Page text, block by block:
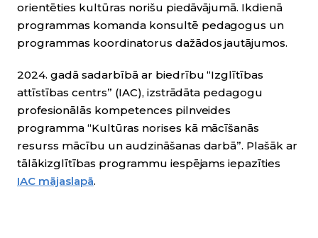
orientēties kultūras norišu piedāvājumā. Ikdienā
programmas komanda konsultē pedagogus un
programmas koordinatorus dažādos jautājumos.
2024. gadā sadarbībā ar biedrību “Izglītības
attīstības centrs” (IAC), izstrādāta pedagogu
profesionālās kompetences pilnveides
programma “Kultūras norises kā mācīšanās
resurss mācību un audzināšanas darbā”. Plašāk ar
tālākizglītības programmu iespējams iepazīties
IAC mājaslapā.